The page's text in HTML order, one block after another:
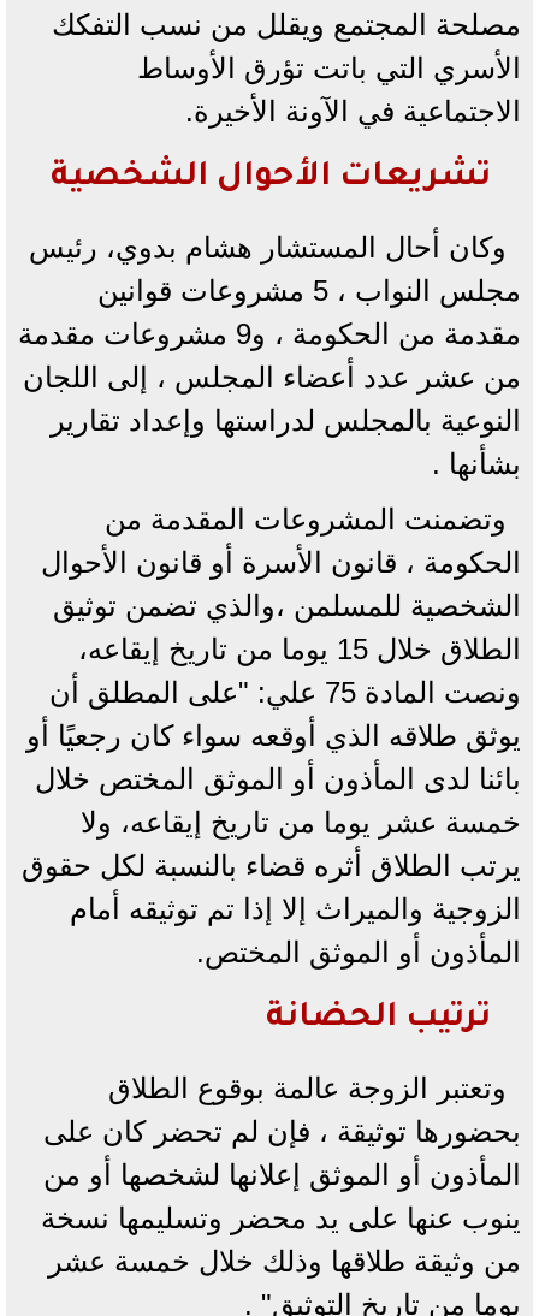
مصلحة المجتمع ويقلل من نسب التفكك
الأسري التي باتت تؤرق الأوساط
الاجتماعية في الآونة الأخيرة.
تشريعات الأحوال الشخصية
وكان أحال المستشار هشام بدوي، رئيس
مجلس النواب ، 5 مشروعات قوانين
مقدمة من الحكومة ، و9 مشروعات مقدمة
من عشر عدد أعضاء المجلس ، إلى اللجان
النوعية بالمجلس لدراستها وإعداد تقارير
بشأنها .
وتضمنت المشروعات المقدمة من
الحكومة ، قانون الأسرة أو قانون الأحوال
الشخصية للمسلمن ،والذي تضمن توثيق
الطلاق خلال 15 يوما من تاريخ إيقاعه،
ونصت المادة 75 علي: "على المطلق أن
يوثق طلاقه الذي أوقعه سواء كان رجعيًا أو
بائنا لدى المأذون أو الموثق المختص خلال
خمسة عشر يوما من تاريخ إيقاعه، ولا
يرتب الطلاق أثره قضاء بالنسبة لكل حقوق
الزوجية والميراث إلا إذا تم توثيقه أمام
المأذون أو الموثق المختص.
ترتيب الحضانة
وتعتبر الزوجة عالمة بوقوع الطلاق
بحضورها توثيقة ، فإن لم تحضر كان على
المأذون أو الموثق إعلانها لشخصها أو من
ينوب عنها على يد محضر وتسليمها نسخة
من وثيقة طلاقها وذلك خلال خمسة عشر
يوما من تاريخ التوثيق" .